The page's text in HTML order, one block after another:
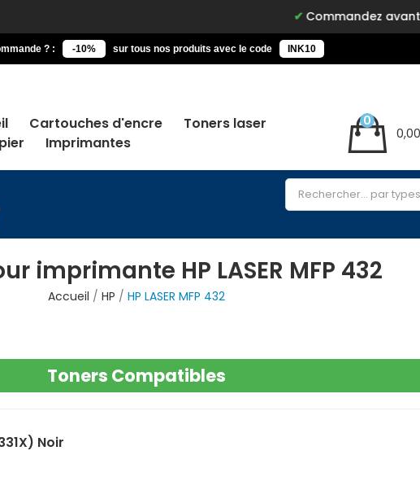
Commandez avant 15h,
? : -10% sur tous nos produits avec le code INK10
Cartouches d'encre
Toners laser
Imprimantes
0
imprimante HP LASER MFP 432
Accueil HP
HP LASER MFP 432
Toners Compatibles
Noir